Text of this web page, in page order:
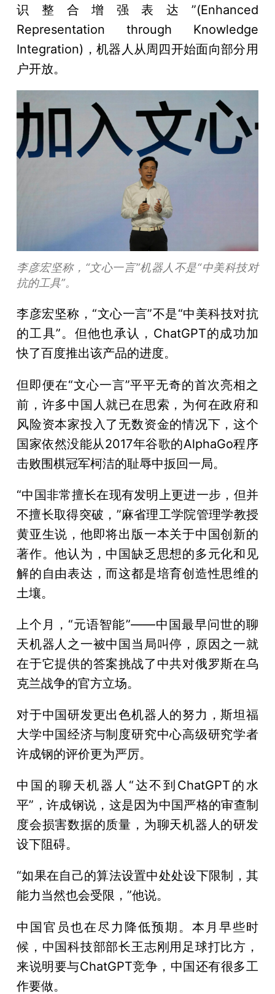
识整合增强表达”(Enhanced
Representation through Knowledge
Integration)，机器人从周四开始面向部分用
户开放。
李彦宏坚称，“文心一言”机器人不是“中美科技对
抗的工具”。
李彦宏坚称，“文心一言”不是“中美科技对抗
的工具”。但他也承认，ChatGPT的成功加
快了百度推出该产品的进度。
但即便在“文心一言”平平无奇的首次亮相之
前，许多中国人就已在思索，为何在政府和
风险资本家投入了无数资金的情况下，这个
国家依然没能从2017年谷歌的AlphaGo程序
击败围棋冠军柯洁的耻辱中扳回一局。
“中国非常擅长在现有发明上更进一步，但并
不擅长取得突破，”麻省理工学院管理学教授
黄亚生说，他即将出版一本关于中国创新的
著作。他认为，中国缺乏思想的多元化和见
解的自由表达，而这都是培育创造性思维的
土壤。
上个月，“元语智能”——中国最早问世的聊
天机器人之一被中国当局叫停，原因之一就
在于它提供的答案挑战了中共对俄罗斯在乌
克兰战争的官方立场。
对于中国研发更出色机器人的努力，斯坦福
大学中国经济与制度研究中心高级研究学者
许成钢的评价更为严厉。
中国的聊天机器人“达不到ChatGPT的水
平”，许成钢说，这是因为中国严格的审查制
度会损害数据的质量，为聊天机器人的研发
设下阻碍。
“如果在自己的算法设置中处处设下限制，其
能力当然也会受限，”他说。
中国官员也在尽力降低预期。本月早些时
候，中国科技部部长王志刚用足球打比方，
来说明要与ChatGPT竞争，中国还有很多工
作要做。